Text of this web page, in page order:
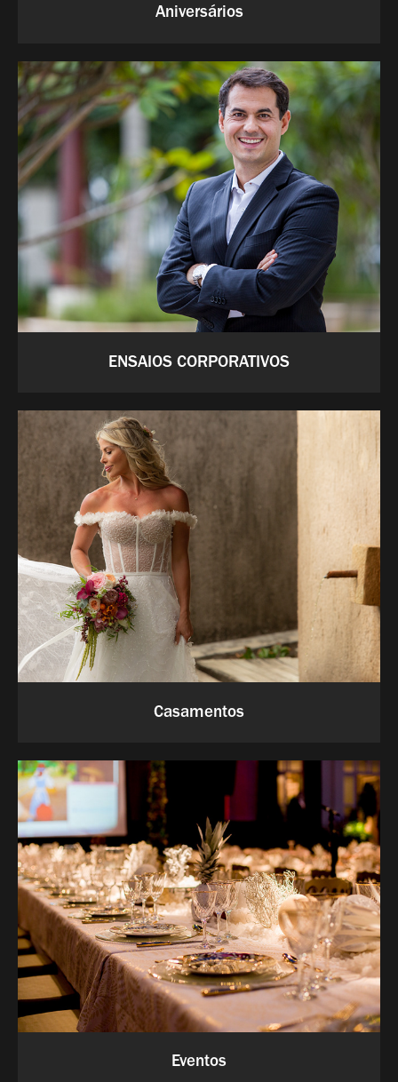
Aniversários
ENSAIOS CORPORATIVOS
Casamentos
Eventos